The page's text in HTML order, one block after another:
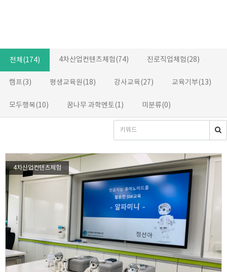
전체(174) 4차산업컨텐츠체험(74) 진로직업체험(28)
캠프(3) 평생교육원(18) 강사교육(27) 교육기부(13)
모두행복(10) 꿈나무 과학멘토(1) 미분류(0)
4차산업컨텐츠체험